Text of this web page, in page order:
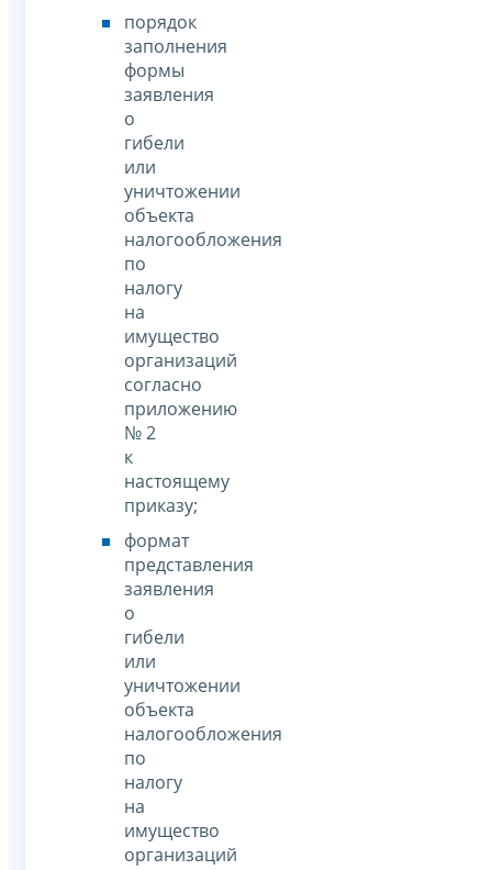
порядок
заполнения
формы
заявления
о
гибели
или
уничтожении
объекта
налогообложения
по
налогу
на
имущество
организаций
согласно
приложению
№ 2
к
настоящему
приказу;
формат
представления
заявления
о
гибели
или
уничтожении
объекта
налогообложения
по
налогу
на
имущество
организаций